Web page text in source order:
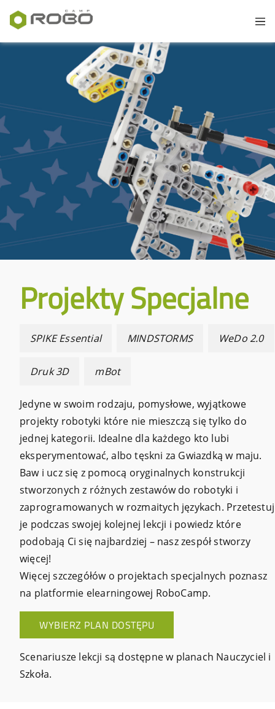
Projekty Specjalne
SPIKE Essential MINDSTORMS WeDo 2.0
Druk 3D mBot
Jedyne w swoim rodzaju, pomysłowe, wyjątkowe
projekty robotyki które nie mieszczą się tylko do
jednej kategorii. Idealne dla każdego kto lubi
eksperymentować, albo tęskni za Gwiazdką w maju.
Baw i ucz się z pomocą oryginalnych konstrukcji
stworzonych z różnych zestawów do robotyki i
zaprogramowanych w rozmaitych językach. Przetestuj
je podczas swojej kolejnej lekcji i powiedz które
podobają Ci się najbardziej – nasz zespół stworzy
więcej!
Więcej szczegółów o projektach specjalnych poznasz
na platformie elearningowej RoboCamp.
WYBIERZ PLAN DOSTĘPU
Scenariusze lekcji są dostępne w planach Nauczyciel i
Szkoła.